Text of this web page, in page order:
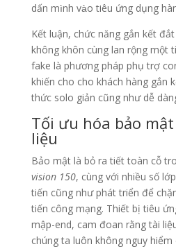
dấn mình vào tiêu ứng dụng
Kết luận, chức năng gắn kết
không khôn cùng lan rộng một
fake là phương pháp phụ trợ
khiến cho cho khách hàng gắn
thức solo giản cũng như dễ
Tối ưu hóa bảo
liệu
Bảo mật là bỏ ra tiết toàn cỗ
vision 150, cùng với nhiều số
tiến cũng như phát triển để
tiến công mạng. Thiết bị tiêu
mập-end, cam đoan rằng tài
chúng ta luôn không nguy